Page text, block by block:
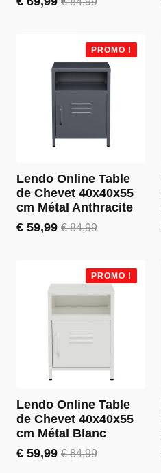
Le
€ 84,99.
Le
€ 69,99.
PROMO !
Lendo Online Table
de Chevet 40x40x55
cm Métal Anthracite
€84,99
Le
€ 84,99.
€ 59,99
Le
€ 59,99.
PROMO !
Lendo Online Table
de Chevet 40x40x55
cm Métal Blanc
€84,99
Le
€ 59,99
Le